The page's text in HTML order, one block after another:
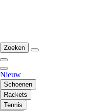
Zoeken
Nieuw
Schoenen
Rackets
Tennis